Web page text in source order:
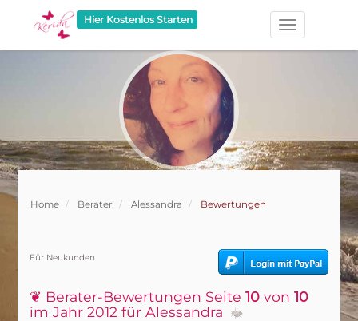
Hier Kostenlos Starten
Home Berater Alessandra Bewertungen
Für Neukunden
❦ Berater-Bewertungen Seite10 von10
im Jahr 2012 für Alessandra